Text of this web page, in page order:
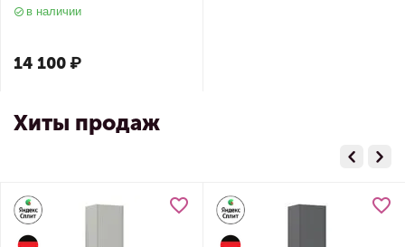
в наличии
14 100₽
Хиты продаж